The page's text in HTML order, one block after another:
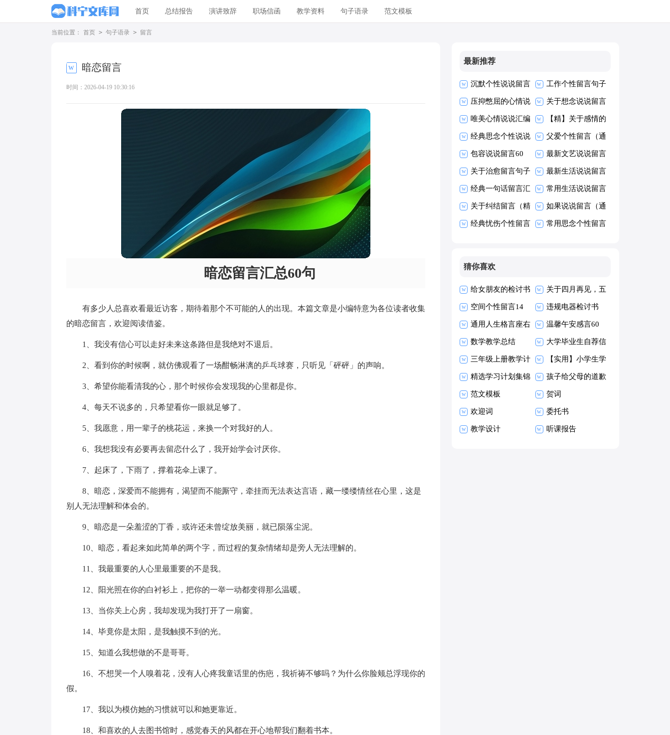
首页 总结报告 演讲致辞 职场信函 教学资料 句子语录 范文模板
当前位置： 首页 > 句子语录 > 留言
暗恋留言
时间：2026-04-19 10:30:16
暗恋留言汇总60句
有多少人总喜欢看最近访客，期待着那个不可能的人的出现。本篇文章是小编特意为各位读者收集
的暗恋留言，欢迎阅读借鉴。
1、我没有信心可以走好未来这条路但是我绝对不退后。
2、看到你的时候啊，就仿佛观看了一场酣畅淋漓的乒乓球赛，只听见「砰砰」的声响。
3、希望你能看清我的心，那个时候你会发现我的心里都是你。
4、每天不说多的，只希望看你一眼就足够了。
5、我愿意，用一辈子的桃花运，来换一个对我好的人。
6、我想我没有必要再去留恋什么了，我开始学会讨厌你。
7、起床了，下雨了，撑着花伞上课了。
8、暗恋，深爱而不能拥有，渴望而不能厮守，牵挂而无法表达言语，藏一缕缕情丝在心里，这是
别人无法理解和体会的。
9、暗恋是一朵羞涩的丁香，或许还未曾绽放美丽，就已陨落尘泥。
10、暗恋，看起来如此简单的两个字，而过程的复杂情绪却是旁人无法理解的。
11、我最重要的人心里最重要的不是我。
12、阳光照在你的白衬衫上，把你的一举一动都变得那么温暖。
13、当你关上心房，我却发现为我打开了一扇窗。
14、毕竟你是太阳，是我触摸不到的光。
15、知道么我想做的不是哥哥。
16、不想哭一个人嗅着花，没有人心疼我童话里的伤疤，我祈祷不够吗？为什么你脸颊总浮现你的
假。
17、我以为模仿她的习惯就可以和她更靠近。
18、和喜欢的人去图书馆时，感觉春天的风都在开心地帮我们翻着书本。
最新推荐
沉默个性说说留言
（通用30句）
工作个性留言句子
汇总（精选80
句）
压抑憋屈的心情说
说15篇
关于想念说说留言
大全60句
唯美心情说说汇编
15篇
【精】关于感情的
说说
经典思念个性说说
留言大全100句
父爱个性留言（通
用50句）
包容说说留言60
句精选
最新文艺说说留言
汇总（通用90
句）
关于治愈留言句子
（精选40句）
最新生活说说留言
大全140句精选
经典一句话留言汇
总（精选60句）
常用生活说说留言
汇总（通用70
句）
关于纠结留言（精
选40句）
如果说说留言（通
用70句）
经典忧伤个性留言 常用思念个性留言
猜你喜欢
给女朋友的检讨书 关于四月再见，五
月你好唯美座右铭
句子汇总60句精
选
空间个性留言14
篇
违规电器检讨书
15篇
通用人生格言座右
铭摘录40句
温馨午安感言60
句精选
数学教学总结 大学毕业生自荐信
三年级上册教学计
划模板集锦8篇
【实用】小学生学
习计划4篇
精选学习计划集锦
七篇
孩子给父母的道歉
信
范文模板 贺词
欢迎词 委托书
教学设计 听课报告